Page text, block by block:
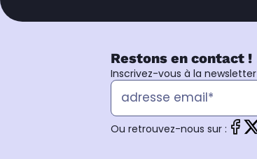
Restons en contact !
Inscrivez-vous à la newsletter
Ou retrouvez-nous sur :